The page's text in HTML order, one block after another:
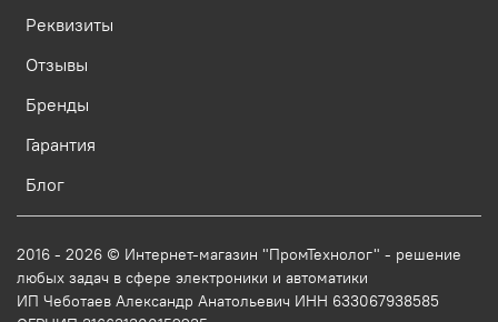
Реквизиты
Отзывы
Бренды
Гарантия
Блог
2016 - 2026 © Интернет-магазин "ПромТехнолог" - решение
любых задач в сфере электроники и автоматики
ИП Чеботаев Александр Анатольевич ИНН 633067938585